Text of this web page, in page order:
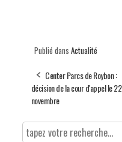
Publié dans Actualité
Center Parcs de Roybon :
décision de la cour d'appel le 22
novembre